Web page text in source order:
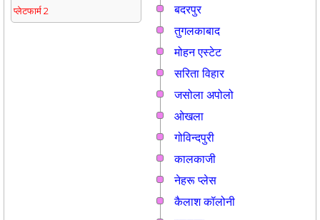
प्लेटफार्म 2
बदरपुर
तुगलकाबाद
मोहन एस्टेट
सरिता विहार
जसोला अपोलो
ओखला
गोविन्दपुरी
कालकाजी
नेहरू प्लेस
कैलाश कॉलोनी